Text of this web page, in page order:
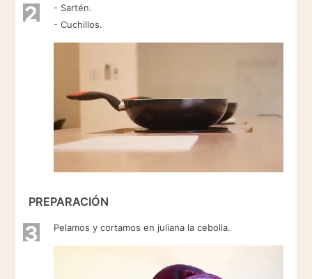
2
- Sartén.
- Cuchillos.
PREPARACIÓN
3 Pelamos y cortamos en juliana la cebolla.